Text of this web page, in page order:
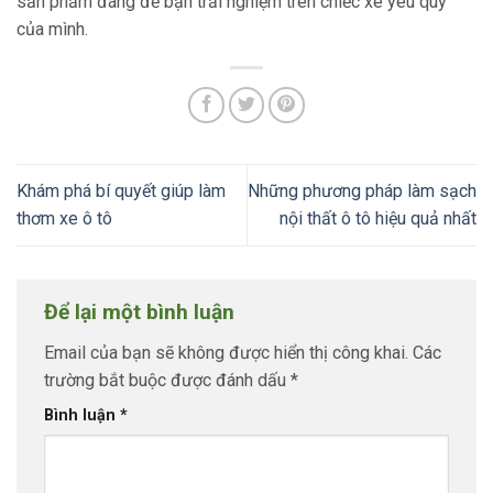
của mình.
Khám phá bí quyết giúp làm
thơm xe ô tô
Những phương pháp làm sạch
nội thất ô tô hiệu quả nhất
Để lại một bình luận
Email của bạn sẽ không được hiển thị công khai. Các
trường bắt buộc được đánh dấu *
Bình luận *